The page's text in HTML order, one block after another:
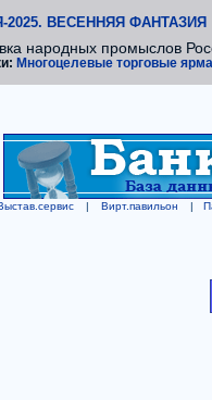
2025. ВЕСЕННЯЯ ФАНТАЗИЯ
народных промыслов
Многоцелевые торговые
| Вирт.павильон |